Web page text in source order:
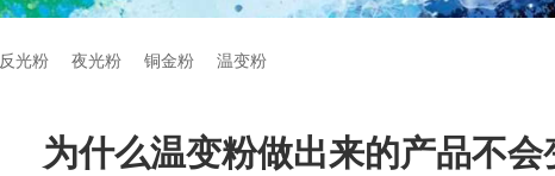
反光粉 夜光粉 铜金粉 温变粉
为什么温变粉做出来的产品不会